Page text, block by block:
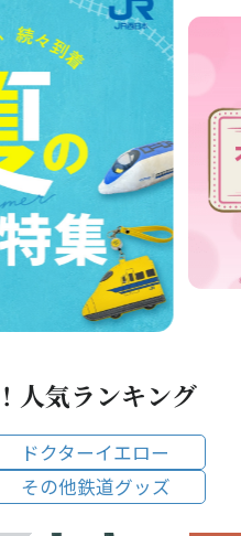
人気ランキング
ドクターイエロー
その他鉄道グッズ